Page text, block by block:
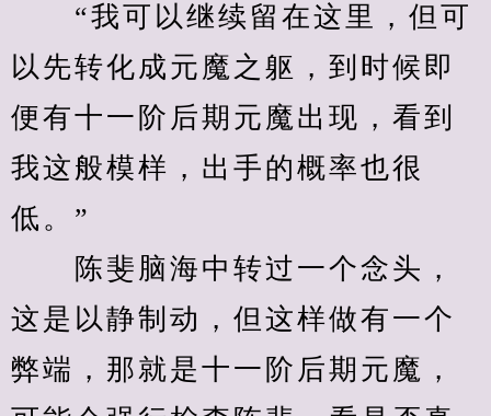
“我可以继续留在这里，但可
以先转化成元魔之躯，到时候即
便有十一阶后期元魔出现，看到
我这般模样，出手的概率也很
低。”
陈斐脑海中转过一个念头，
这是以静制动，但这样做有一个
弊端，那就是十一阶后期元魔，